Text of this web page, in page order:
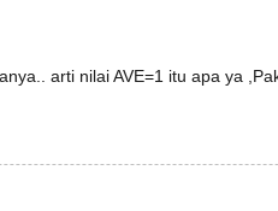
arti nilai AVE=1 itu apa ya